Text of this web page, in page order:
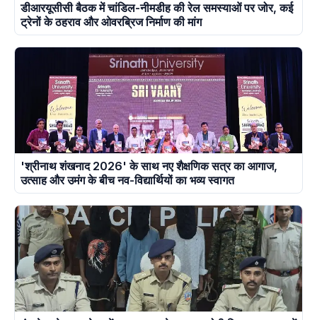
डीआरयूसीसी बैठक में चांडिल-नीमडीह की रेल समस्याओं पर जोर, कई
ट्रेनों के ठहराव और ओवरब्रिज निर्माण की मांग
'श्रीनाथ शंखनाद 2026' के साथ नए शैक्षणिक सत्र का आगाज,
उत्साह और उमंग के बीच नव-विद्यार्थियों का भव्य स्वागत